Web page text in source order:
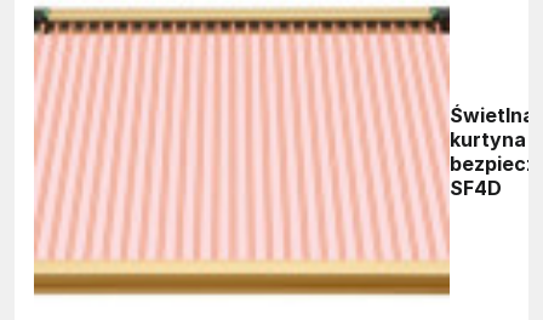
Świetlna
kurtyna
SF4D